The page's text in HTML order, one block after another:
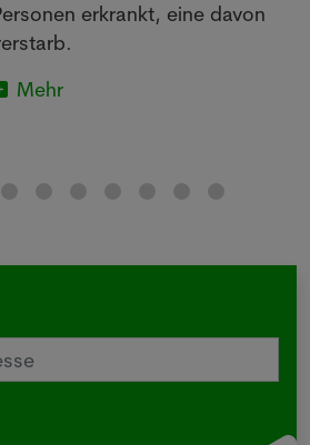
erkrankt, eine davon
Mehr